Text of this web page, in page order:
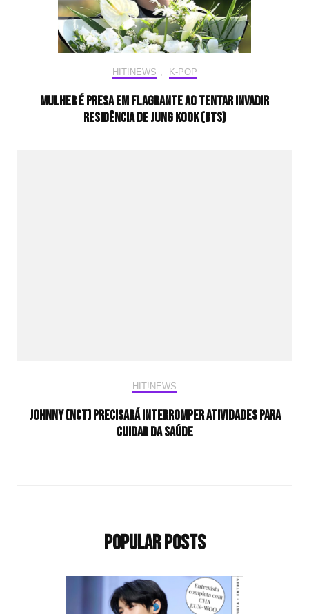
HIT!NEWS , K-POP
Mulher é presa em flagrante ao tentar invadir
residência de Jung Kook (BTS)
HIT!NEWS
Johnny (NCT) precisará interromper atividades para
cuidar da saúde
Popular Posts